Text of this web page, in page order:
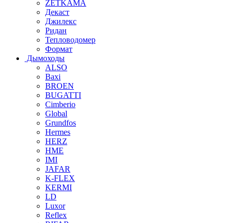
ZETKAMA
Декаст
Джилекс
Ридан
Тепловодомер
Формат
Дымоходы
ALSO
Baxi
BROEN
BUGATTI
Cimberio
Global
Grundfos
Hermes
HERZ
HME
IMI
JAFAR
K-FLEX
KERMI
LD
Luxor
Reflex